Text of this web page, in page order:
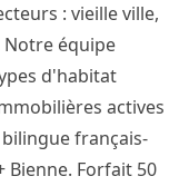
: vieille ville,
Notre équipe
d'habitat
actives
français-
Forfait 50